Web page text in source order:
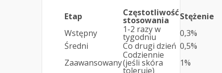
Etap Częstotliwość
stosowania
Stężenie
Wstępny
1-2 razy w
tygodniu
0,3%
Średni
Co drugi dzień 0,5%
Zaawansowany
Codziennie
(jeśli skóra
toleruje)
1%